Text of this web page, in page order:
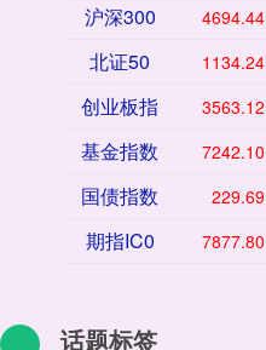
沪深300 4694.44
北证50 1134.24
创业板指 3563.12
基金指数 7242.10
国债指数 229.69
期指IC0 7877.80
话题标签